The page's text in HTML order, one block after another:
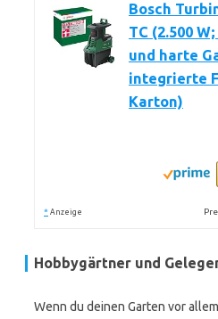
Bosch
TC (2.500
und harte
integrierte
Karton)
* Anzeige
Hobbygärtner und
Wenn du deinen Garten vor